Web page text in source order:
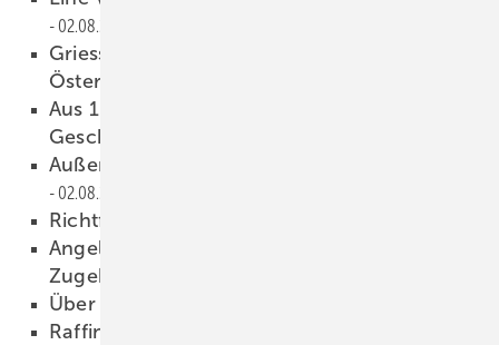
02.08.2023
Griesser erweitert Produktionsstandort in
Österreich
Aus 1 wird 3: Becker-Antriebe erweitert
Geschäftsführung
Außenausstellung mit Potenzial
02.08.2023
Richtfest für Werk 2
Angelique Renkhoff-Mücke für 25 Jahre
Zugehörigkeit geehrt
Über den Dächern von Rom
Raffinierte Leichtigkeit